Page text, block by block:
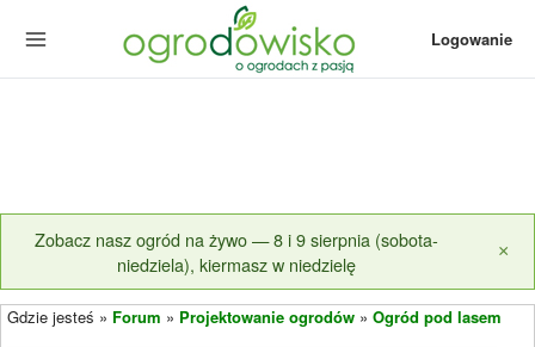
Logowanie
Zobacz nasz ogród na żywo — 8 i 9 sierpnia (sobota-
niedziela), kiermasz w niedzielę
×
Gdzie jesteś » Forum » Projektowanie ogrodów » Ogród pod lasem